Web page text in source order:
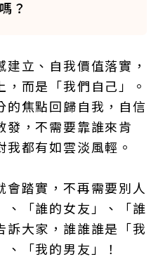
？
立、自我價值落實，
而是「我們自己」。
的焦點回歸自我，自信
發，不需要靠誰來肯
都有如雲淡風輕。
踏實，不再需要別人
、「誰的女友」、「誰
訴大家，誰誰誰是「我
「我的男友」！